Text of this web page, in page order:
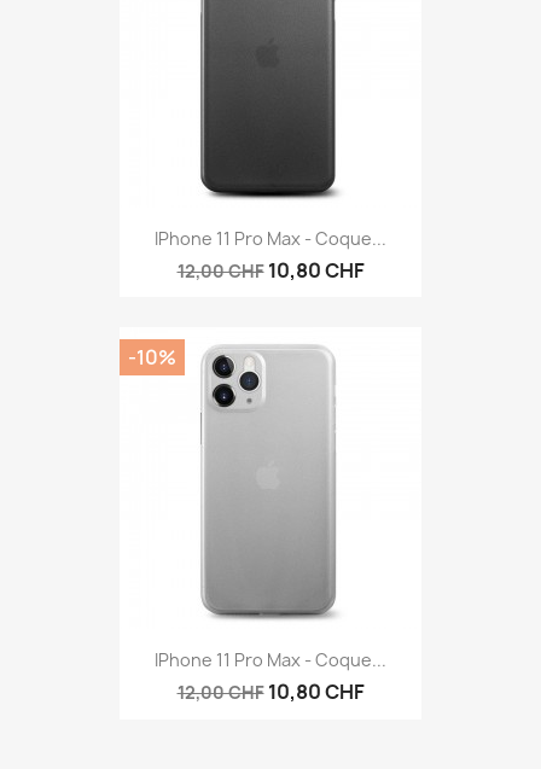
IPhone 11 Pro Max - Coque...
12,00 CHF 10,80 CHF
IPhone 11 Pro Max - Coque...
12,00 CHF 10,80 CHF
-10%